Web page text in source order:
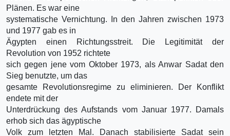
Plänen. Es war eine
systematische Vernichtung. In den Jahren zwischen 1973
und 1977 gab es in
Ägypten einen Richtungsstreit. Die Legitimität der
Revolution von 1952 richtete
sich gegen jene vom Oktober 1973, als Anwar Sadat den
Sieg benutzte, um das
gesamte Revolutionsregime zu eliminieren. Der Konflikt
endete mit der
Unterdrückung des Aufstands vom Januar 1977. Damals
erhob sich das ägyptische
Volk zum letzten Mal. Danach stabilisierte Sadat sein